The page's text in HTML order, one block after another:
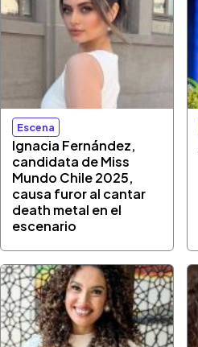
Escena
Ignacia Fernández,
candidata de Miss
Mundo Chile 2025,
causa furor al cantar
death metal en el
escenario